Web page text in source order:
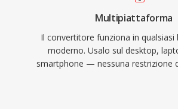
Multipiattaforma
Il convertitore funziona in qualsiasi
moderno. Usalo sul desktop,
smartphone — nessuna restrizione